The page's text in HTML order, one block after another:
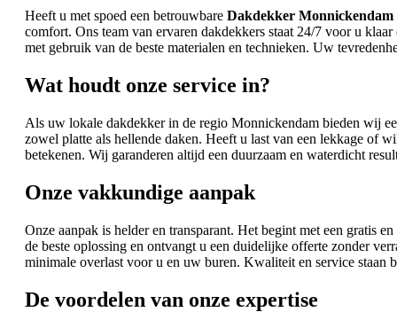
Heeft u met spoed een betrouwbare Dakdekker Monnickendam
comfort. Ons team van ervaren dakdekkers staat 24/7 voor u
met gebruik van de beste materialen en technieken. Uw
Wat houdt onze service in?
Als uw lokale dakdekker in de regio Monnickendam bieden wij
zowel platte als hellende daken. Heeft u last van een lekkage of
betekenen. Wij garanderen altijd een duurzaam en waterdicht
Onze vakkundige aanpak
Onze aanpak is helder en transparant. Het begint met een gratis
de beste oplossing en ontvangt u een duidelijke offerte zonder
minimale overlast voor u en uw buren. Kwaliteit en service staan
De voordelen van onze expertise